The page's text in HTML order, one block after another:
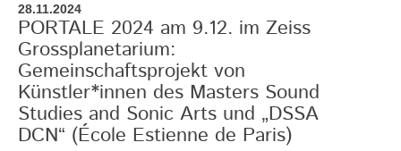
28.11.2024
PORTALE 2024 am 9.12. im Zeiss
Grossplanetarium:
Gemeinschaftsprojekt von
Künstler*innen des Masters Sound
Studies and Sonic Arts und „DSSA
DCN“ (École Estienne de Paris)